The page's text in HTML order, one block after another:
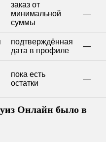
заказ от
минимальной
суммы
—
подтверждённая
дата в профиле
—
пока есть
остатки
—
Онлайн было в